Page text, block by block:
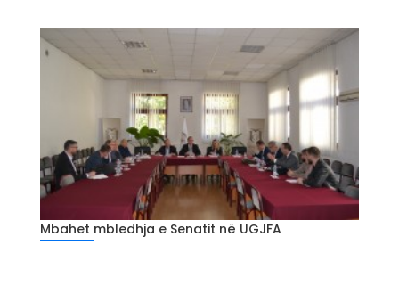
Mbahet mbledhja e Senatit në UGJFA